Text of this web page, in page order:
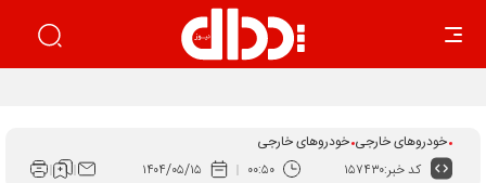
خودروهای خارجی خودروهای خارجی
کد خبر:۱۵۷۴۳۰ ۰۰:۵۰ ۱۴۰۴/۰۵/۱۵